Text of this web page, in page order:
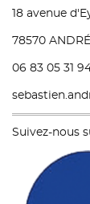
18 avenue
78570
06 83 05 31
Suivez-nous